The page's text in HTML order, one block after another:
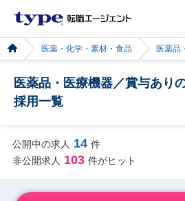
医薬・化学・素材・食品 医薬品
医薬品・医療機器／賞与あり
採用一覧
公開中の求人 14 件
非公開求人 103 件がヒット